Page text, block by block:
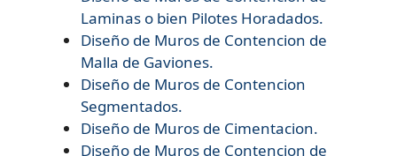
Laminas o bien Pilotes Horadados.
Diseño de Muros de Contencion de
Malla de Gaviones.
Diseño de Muros de Contencion
Segmentados.
Diseño de Muros de Cimentacion.
Diseño de Muros de Contencion de